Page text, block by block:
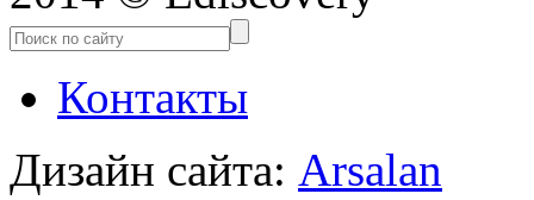
Контакты
Дизайн сайта: Arsalan